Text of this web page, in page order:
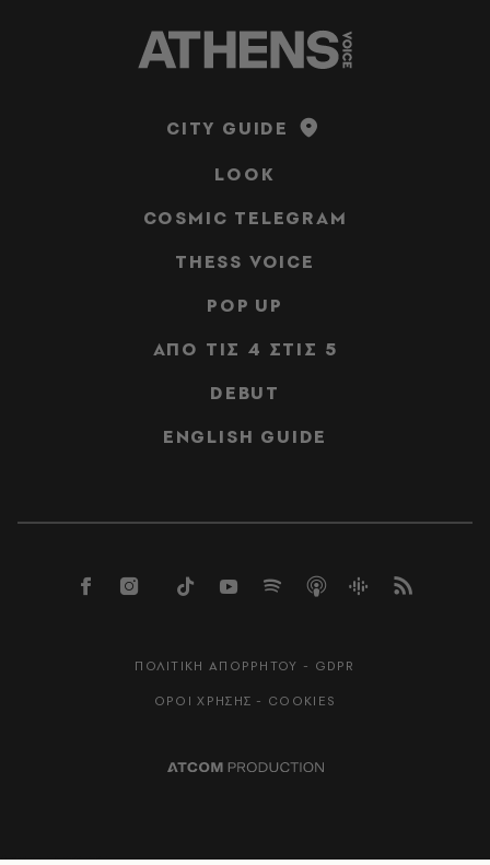
CITY GUIDE
LOOK
COSMIC TELEGRAM
THESS VOICE
POP UP
ΑΠΟ ΤΙΣ 4 ΣΤΙΣ 5
DEBUT
ENGLISH GUIDE
ΠΟΛΙΤΙΚΗ ΑΠΟΡΡΗΤΟΥ - GDPR
ΟΡΟΙ ΧΡΗΣΗΣ - COOKIES